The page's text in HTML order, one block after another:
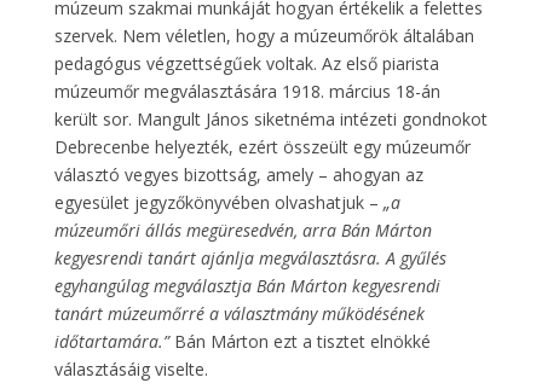
múzeum szakmai munkáját hogyan értékelik a felettes
szervek. Nem véletlen, hogy a múzeumőrök általában
pedagógus végzettségűek voltak. Az első piarista
múzeumőr megválasztására 1918. március 18-án
került sor. Mangult János siketnéma intézeti gondnokot
Debrecenbe helyezték, ezért összeült egy múzeumőr
választó vegyes bizottság, amely – ahogyan az
egyesület jegyzőkönyvében olvashatjuk – „a
múzeumőri állás megüresedvén, arra Bán Márton
kegyesrendi tanárt ajánlja megválasztásra. A gyűlés
egyhangúlag megválasztja Bán Márton kegyesrendi
tanárt múzeumőrré a választmány működésének
időtartamára.”Bán Márton ezt a tisztet elnökké
választásáig viselte.